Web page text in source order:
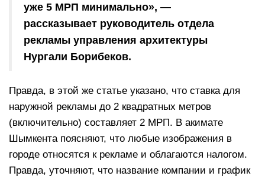
уже 5 МРП минимально», —
рассказывает руководитель отдела
рекламы управления архитектуры
Нургали Борибеков.
Правда, в этой же статье указано, что ставка для
наружной рекламы до 2 квадратных метров
(включительно) составляет 2 МРП. В акимате
Шымкента поясняют, что любые изображения в
городе относятся к рекламе и облагаются налогом.
Правда, уточняют, что название компании и график